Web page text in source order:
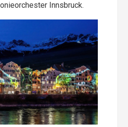
Innsbruck.